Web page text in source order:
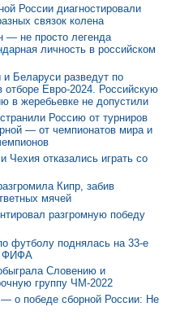
России диагностировали
связок колена
— не просто легенда
личность в российском
Беларуси разведут по
отборе Евро-2024. Российскую
в жеребьевке не допустили
Россию от турниров
— от чемпионатов мира и
отказались играть со
Кипр, забив
мячей
разгромную победу
футболу поднялась на 33-е
ФИФА
Словению и
группу ЧМ-2022
о победе сборной России: Не